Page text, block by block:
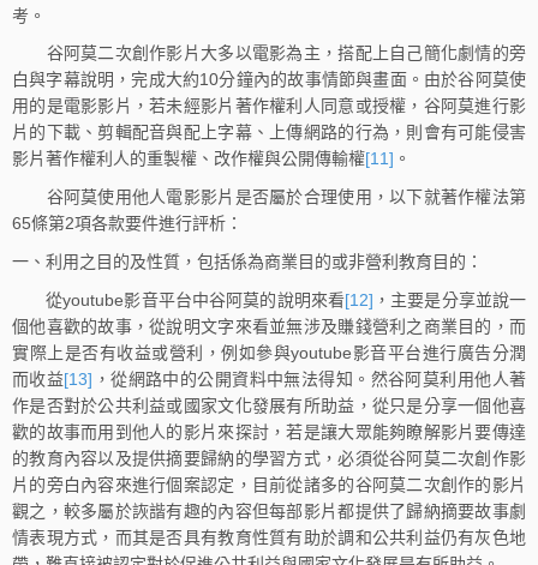
考。
谷阿莫二次創作影片大多以電影為主，搭配上自己簡化劇情的旁
白與字幕說明，完成大約10分鐘內的故事情節與畫面。由於谷阿莫使
用的是電影影片，若未經影片著作權利人同意或授權，谷阿莫進行影
片的下載、剪輯配音與配上字幕、上傳網路的行為，則會有可能侵害
影片著作權利人的重製權、改作權與公開傳輸權[11] 。
谷阿莫使用他人電影影片是否屬於合理使用，以下就著作權法第
65條第2項各款要件進行評析：
一、利用之目的及性質，包括係為商業目的或非營利教育目的：
從youtube影音平台中谷阿莫的說明來看[12] ，主要是分享並說一
個他喜歡的故事，從說明文字來看並無涉及賺錢營利之商業目的，而
實際上是否有收益或營利，例如參與youtube影音平台進行廣告分潤
而收益[13] ，從網路中的公開資料中無法得知。然谷阿莫利用他人著
作是否對於公共利益或國家文化發展有所助益，從只是分享一個他喜
歡的故事而用到他人的影片來探討，若是讓大眾能夠瞭解影片要傳達
的教育內容以及提供摘要歸納的學習方式，必須從谷阿莫二次創作影
片的旁白內容來進行個案認定，目前從諸多的谷阿莫二次創作的影片
觀之，較多屬於詼諧有趣的內容但每部影片都提供了歸納摘要故事劇
情表現方式，而其是否具有教育性質有助於調和公共利益仍有灰色地